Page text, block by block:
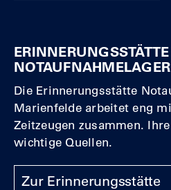
ERINNERUNGSSTÄTTE
Die Erinnerungsstätte
Marienfelde arbeitet eng
Zeitzeugen zusammen.
wichtige Quellen.
Zur Erinnerungsstätte